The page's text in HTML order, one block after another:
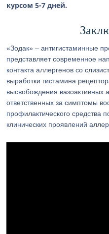
курсом 5-7 дней.
«Зодак» – антигистаминные
представляет современное
контакта аллергенов со
выработки гистамина
высвобождения вазоактивных
ответственных за симптомы
профилактического средства
клинических проявлений